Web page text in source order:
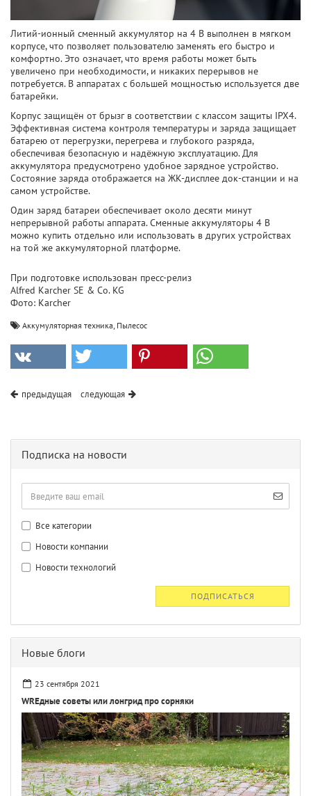
Литий-ионный сменный аккумулятор на 4 В выполнен в мягком
корпусе, что позволяет пользователю заменять его быстро и
комфортно. Это означает, что время работы может быть
увеличено при необходимости, и никаких перерывов не
потребуется. В аппаратах с большей мощностью используется две
батарейки.
Корпус защищён от брызг в соответствии с классом защиты IPX4.
Эффективная система контроля температуры и заряда защищает
батарею от перегрузки, перегрева и глубокого разряда,
обеспечивая безопасную и надёжную эксплуатацию. Для
аккумулятора предусмотрено удобное зарядное устройство.
Состояние заряда отображается на ЖК-дисплее док-станции и на
самом устройстве.
Один заряд батареи обеспечивает около десяти минут
непрерывной работы аппарата. Сменные аккумуляторы 4 В
можно купить отдельно или использовать в других устройствах
на той же аккумуляторной платформе.
При подготовке использован пресс-релиз
Alfred Karcher SE & Co. KG
Фото: Karcher
Аккумуляторная техника, Пылесос
предыдущая следующая
Подписка на новости
Все категории
Новости компании
Новости технологий
ПОДПИСАТЬСЯ
Новые блоги
23 сентября 2021
WREдные советы или лонгрид про сорняки